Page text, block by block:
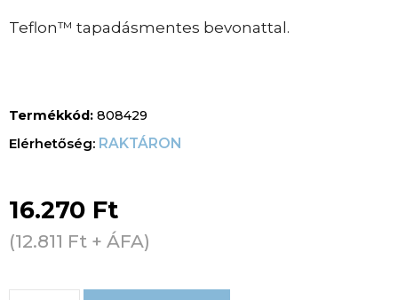
Teflon™ tapadásmentes bevonattal.
Termékkód: 808429
RAKTÁRON
16.270 Ft
(12.811 Ft + ÁFA)